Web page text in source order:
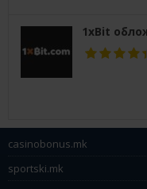
1xBit
casinobonus.mk
sportski.mk